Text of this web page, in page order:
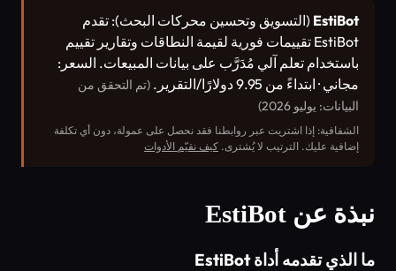
EstiBot (التسويق وتحسين محركات البحث): تقدم
EstiBot تقييمات فورية لقيمة النطاقات وتقارير تقييم
باستخدام تعلم آلي مُدَرَّب على بيانات المبيعات. السعر:
مجاني · ابتداءً من 9.95 دولارًا/التقرير.
(تم التحقق من
البيانات: يوليو 2026)
الشفافية: إذا اشتريت عبر روابطنا فقد نحصل على عمولة، دون أي تكلفة
إضافية عليك. الترتيب لا يُشترى. كيف نقيّم الأدوات
نبذة عن EstiBot
ما الذي تقدمه أداة EstiBot